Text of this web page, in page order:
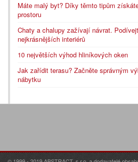
Máte malý byt? Díky těmto tipům
prostoru
Chaty a chalupy zažívají návrat.
nejkrásnějších interiérů
10 největších výhod hliníkových oken
Jak zařídit terasu? Začněte správným
nábytku